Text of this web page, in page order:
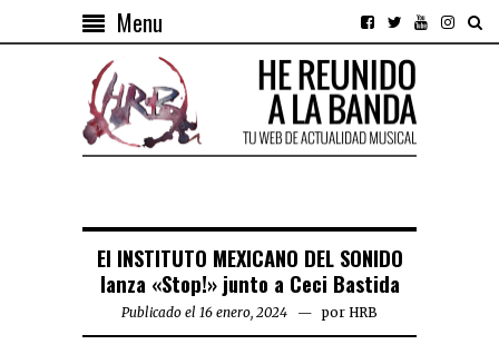
Menu
El INSTITUTO MEXICANO DEL SONIDO
lanza «Stop!» junto a Ceci Bastida
Publicado el 16 enero, 2024 por HRB